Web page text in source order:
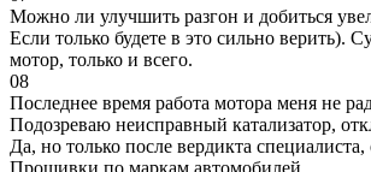
Можно ли улучшить разгон и добиться
Если только будете в это сильно верить).
мотор, только и всего.
08
Последнее время работа мотора меня не
Подозреваю неисправный катализатор,
Да, но только после вердикта
Прошивки по маркам автомобилей